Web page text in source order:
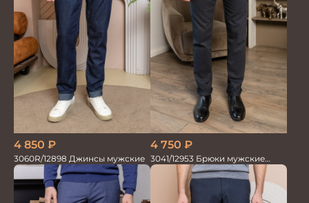
4 850 ₽
3060R/12898 Джинсы мужские
4 750 ₽
3041/12953 Брюки мужские
парламент